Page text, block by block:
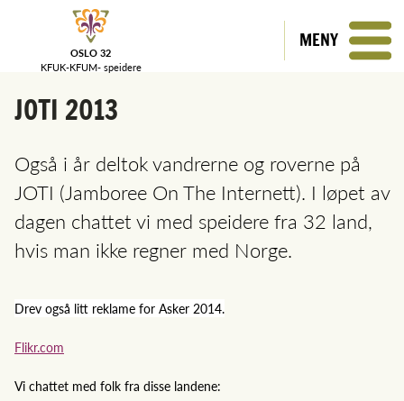
OSLO 32
KFUK-KFUM- speidere
MENY
JOTI 2013
Også i år deltok vandrerne og roverne på
JOTI (Jamboree On The Internett). I løpet av
dagen chattet vi med speidere fra 32 land,
hvis man ikke regner med Norge.
Drev også litt reklame for Asker 2014.
Flikr.com
Vi chattet med folk fra disse landene: